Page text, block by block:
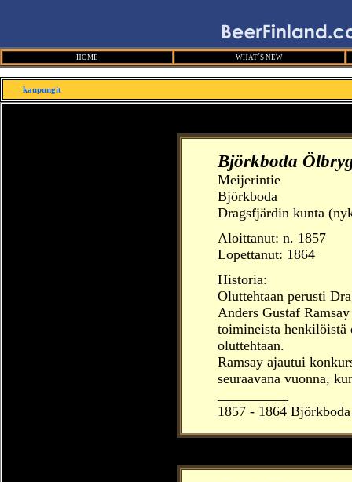
HOME WHAT´S NEW
kaupungit
Björkboda
Meijerintie
Björkboda
Dragsfjärdin kunta
Aloittanut: n. 1857
Lopettanut: 1864
Historia:
Oluttehtaan perusti
Anders Gustaf
toimineista henkilöistä
oluttehtaan.
Ramsay ajautui
seuraavana vuonna,
1857 - 1864